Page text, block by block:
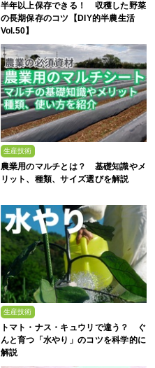
半年以上保存できる！ 収穫した野菜
の長期保存のコツ【DIY的半農生活
Vol.50】
生産技術
農業用のマルチとは？ 基礎知識やメ
リット、種類、サイズ選びを解説
生産技術
トマト・ナス・キュウリで違う？ ぐ
んと育つ「水やり」のコツを科学的に
解説